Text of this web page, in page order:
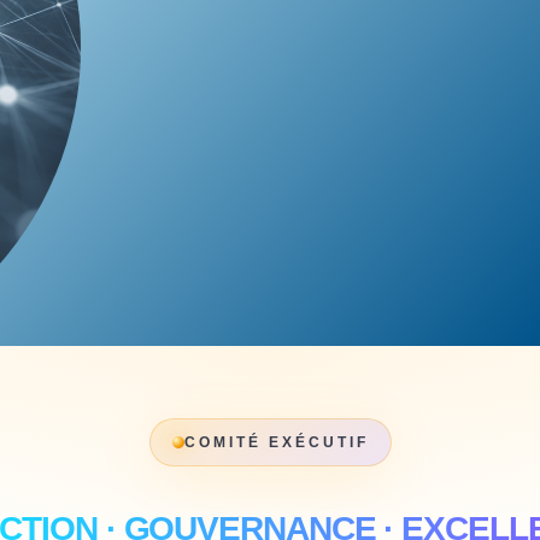
COMITÉ EXÉCUTIF
· GOUVERNANCE ·